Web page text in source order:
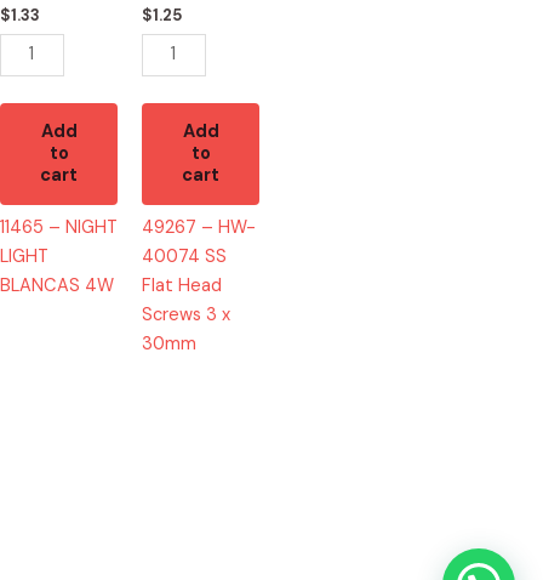
$1.33
quantity
Add
to
cart
11465 – NIGHT
LIGHT
BLANCAS 4W
$1.25
Head
Screws
3
x
30mm
quantity
Add
to
cart
49267 – HW-
40074 SS
Flat Head
Screws 3 x
30mm